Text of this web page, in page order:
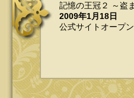
記憶の王冠２ ～盗
2009年1月18日
公式サイトオープン